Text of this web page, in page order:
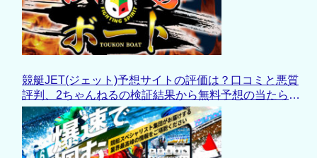
競艇JET(ジェット)予想サイトの評価は？口コミと悪質
評判、2ちゃんねるの検証結果から無料予想の当たらな
い実態と退会理由も徹底解析！